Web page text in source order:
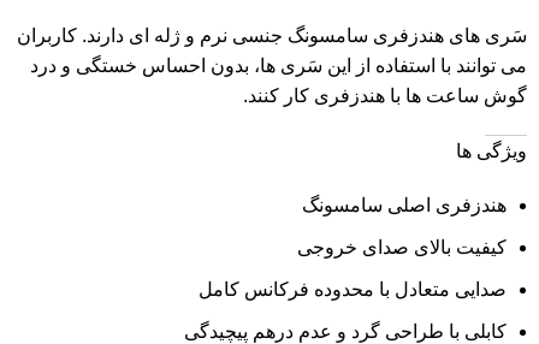
سَری های هندزفری سامسونگ جنسی نرم و ژله ای دارند. کاربران
می توانند با استفاده از این سَری ها، بدون احساس خستگی و درد
گوش ساعت ها با هندزفری کار کنند.
ویژگی ها
هندزفری اصلی سامسونگ
کیفیت بالای صدای خروجی
صدایی متعادل با محدوده فرکانس کامل
کابلی با طراحی گرد و عدم درهم پیچیدگی